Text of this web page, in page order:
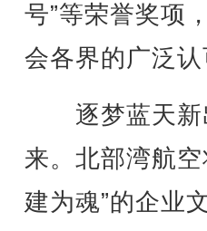
号”等荣誉奖项
会各界的广泛认
逐梦蓝天新
来。北部湾航
建为魂”的企业